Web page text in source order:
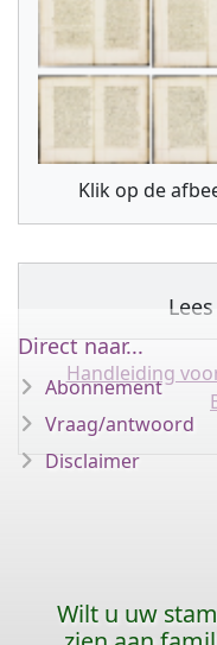
Klik op de
Handleiding
Direct naar...
Abonnement
Vraag/antwoord
Disclaimer
Wilt u uw